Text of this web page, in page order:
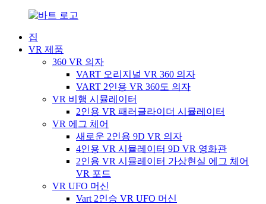
집
VR 제품
360 VR 의자
VART 오리지널 VR 360 의자
VART 2인용 VR 360도 의자
VR 비행 시뮬레이터
2인용 VR 패러글라이더 시뮬레이터
VR 에그 체어
새로운 2인용 9D VR 의자
4인용 VR 시뮬레이터 9D VR 영화관
2인용 VR 시뮬레이터 가상현실 에그 체어
VR 포드
VR UFO 머신
Vart 2인승 VR UFO 머신